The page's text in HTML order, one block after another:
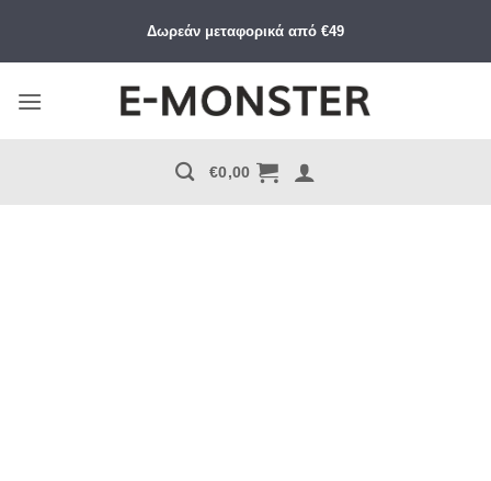
περιεχόμενο
Δωρεάν μεταφορικά από €49
€0,00